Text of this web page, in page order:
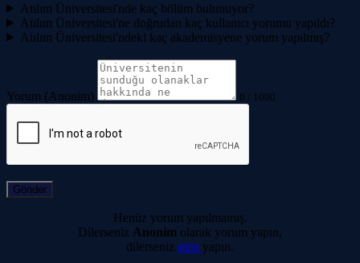
Atılım Üniversitesi'nde kaç bölüm bulunuyor?
Atılım Üniversitesi'ne doğrudan kaç kullanıcı yorumu yapıldı?
Atılım Üniversitesi'ndeki kaç akademisyene yorum yapılmış?
Yorum (Anonim) 0 / 1000
Gönder
Henüz yorum yapılmamış.
Dilerseniz Anonim olarak yorum yapın,
dilerseniz giriş yapın.